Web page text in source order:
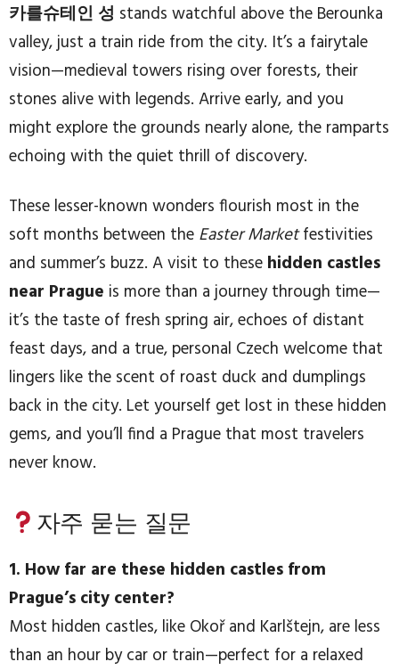
카를슈테인 성 stands watchful above the Berounka
valley, just a train ride from the city. It’s a fairytale
vision—medieval towers rising over forests, their
stones alive with legends. Arrive early, and you
might explore the grounds nearly alone, the ramparts
echoing with the quiet thrill of discovery.
These lesser-known wonders flourish most in the
soft months between the Easter Marketfestivities
and summer’s buzz. A visit to these hidden castles
near Prague is more than a journey through time—
it’s the taste of fresh spring air, echoes of distant
feast days, and a true, personal Czech welcome that
lingers like the scent of roast duck and dumplings
back in the city. Let yourself get lost in these hidden
gems, and you’ll find a Prague that most travelers
never know.
자주 묻는 질문
1. How far are these hidden castles from
Prague’s city center?
Most hidden castles, like Okoř and Karlštejn, are less
than an hour by car or train—perfect for a relaxed